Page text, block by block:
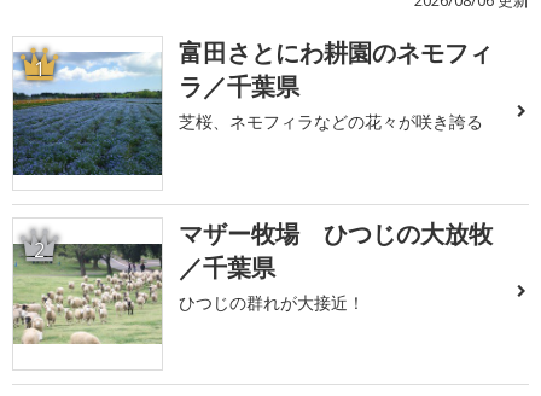
1
富田さとにわ耕園のネモフィ
ラ／千葉県
芝桜、ネモフィラなどの花々が咲き誇る
2
マザー牧場 ひつじの大放牧
／千葉県
ひつじの群れが大接近！